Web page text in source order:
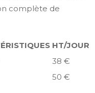
complète de
HT/JOUR
38 €
50 €